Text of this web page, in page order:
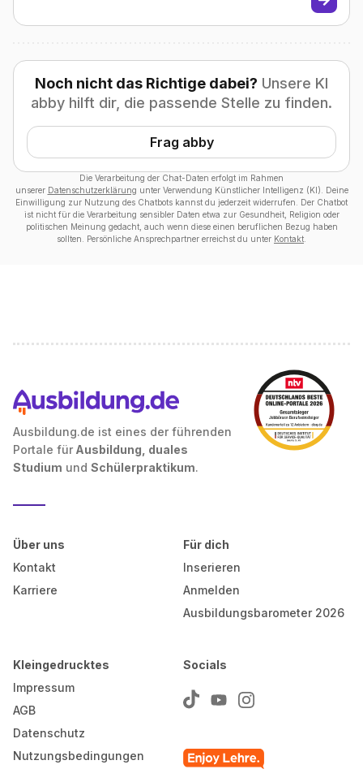
Noch nicht das Richtige dabei? Unsere KI
abby hilft dir, die passende Stelle zu finden.
Frag abby
Die Verarbeitung der Chat-Daten erfolgt im Rahmen
unserer Datenschutzerklärung unter Verwendung Künstlicher Intelligenz (KI). Deine
Einwilligung zur Nutzung des Chatbots kannst du jederzeit widerrufen. Der Chatbot
ist nicht für die Verarbeitung sensibler Daten etwa zur Gesundheit, Religion oder
politischen Meinung gedacht, auch wenn diese einen beruflichen Bezug haben
sollten. Persönliche Ansprechpartner erreichst du unter Kontakt
Ausbildung.de ist eines der führenden
Portale für Ausbildung, duales
Studium und Schülerpraktikum.
Über uns
Kontakt
Karriere
Für dich
Inserieren
Anmelden
Ausbildungsbarometer 2026
Kleingedrucktes
Impressum
AGB
Datenschutz
Nutzungsbedingungen
Socials